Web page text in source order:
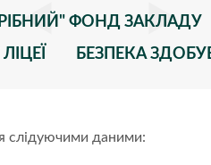
ФОНД ЗАКЛАДУ
БЕЗПЕКА
слідуючими даними: